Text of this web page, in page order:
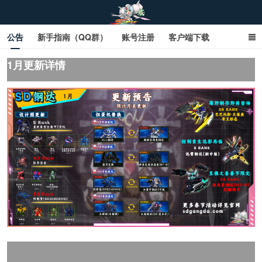
sd敢达ol_sd敢达ol钢达服_sd敢达钢达服_SD敢达数据库
_sd敢达
公告 新手指南（QQ群） 账号注册 客户端下载
SD钢达服数据库（网页版） SD钢达服数据库（石墨版）
网页商城文字版
1月更新详情